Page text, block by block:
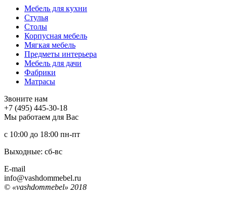
Мебель для кухни
Стулья
Столы
Корпусная мебель
Мягкая мебель
Предметы интерьера
Мебель для дачи
Фабрики
Матраcы
Звоните нам
+7 (495) 445-30-18
Мы работаем для Вас
с 10:00 до 18:00 пн-пт
Выходные: сб-вc
E-mail
info@vashdommebel.ru
© «vashdommebel» 2018